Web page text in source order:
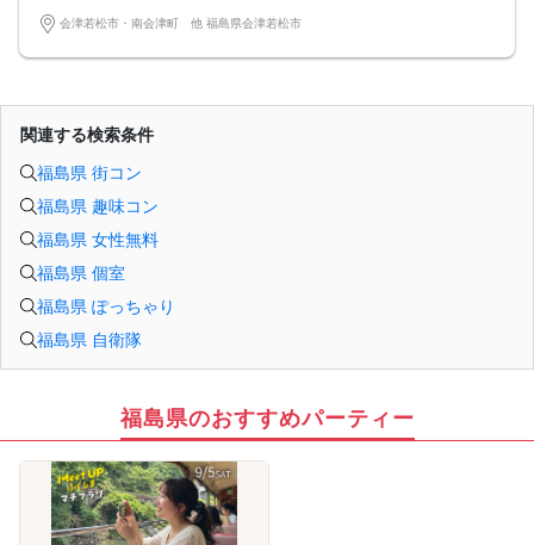
会津若松市・南会津町 他 福島県会津若松市
関連する検索条件
福島県 街コン
福島県 趣味コン
福島県 女性無料
福島県 個室
福島県 ぽっちゃり
福島県 自衛隊
福島県のおすすめパーティー